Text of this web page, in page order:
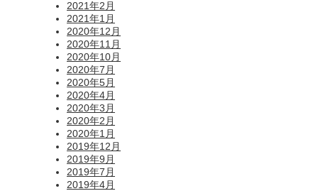
2021年2月
2021年1月
2020年12月
2020年11月
2020年10月
2020年7月
2020年5月
2020年4月
2020年3月
2020年2月
2020年1月
2019年12月
2019年9月
2019年7月
2019年4月